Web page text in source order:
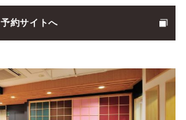
予約サイトへ